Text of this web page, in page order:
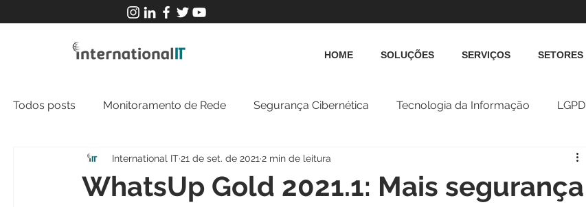
HOME SOLUÇÕES SERVIÇOS SETORES
Todos posts Monitoramento de Rede Segurança Cibernética Tecnologia da Informação LGPD
NOC Tecnologia Operacional
WhatsUp Gold 2021.1: Mais segurança
International IT21 de set. de 2021 2 min de leitura